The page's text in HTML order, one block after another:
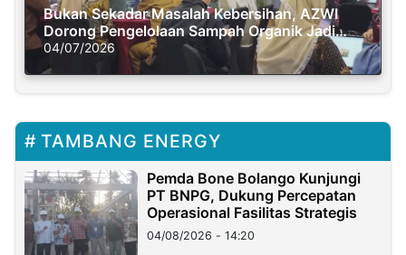
Bukan Sekadar Masalah Kebersihan, AZWI
Dorong Pengelolaan Sampah Organik Jadi
Solusi Krisis Iklim
04/07/2026
TAMBANG ENERGY
Pemda Bone Bolango Kunjungi
PT BNPG, Dukung Percepatan
Operasional Fasilitas Strategis
04/08/2026 - 14:20